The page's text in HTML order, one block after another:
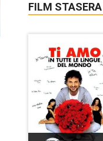
FILM STASERA